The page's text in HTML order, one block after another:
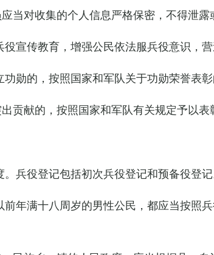
当对收集的个人信息严格保密，不得泄露
宣传教育，增强公民依法服兵役意识，营
勋的，按照国家和军队关于功勋荣誉表彰
贡献的，按照国家和军队有关规定予以表
兵役登记包括初次兵役登记和预备役登记
年满十八周岁的男性公民，都应当按照